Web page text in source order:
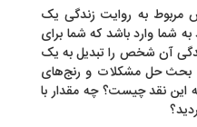
به روایت زندگی یک
باشد که شما برای
شخص را تبدیل به یک
حل مشکلات و رنج‌های
چیست؟ چه مقدار با